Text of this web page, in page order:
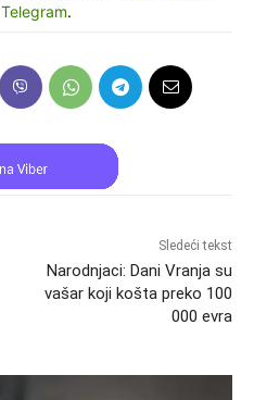
Telegram.
Sledeći tekst
Narodnjaci: Dani Vranja su
vašar koji košta preko 100
000 evra